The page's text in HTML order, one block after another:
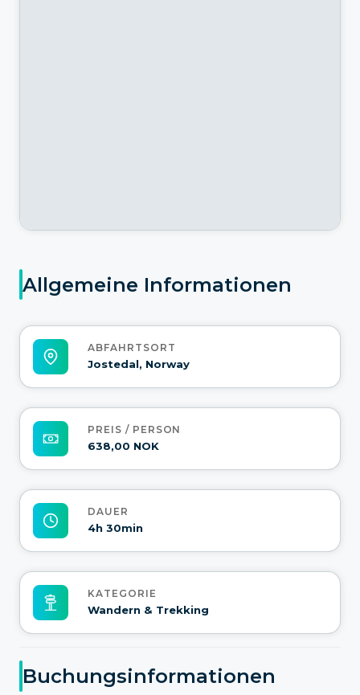
Allgemeine Informationen
ABFAHRTSORT
Jostedal, Norway
PREIS / PERSON
638,00 NOK
DAUER
4h 30min
KATEGORIE
Wandern & Trekking
Buchungsinformationen